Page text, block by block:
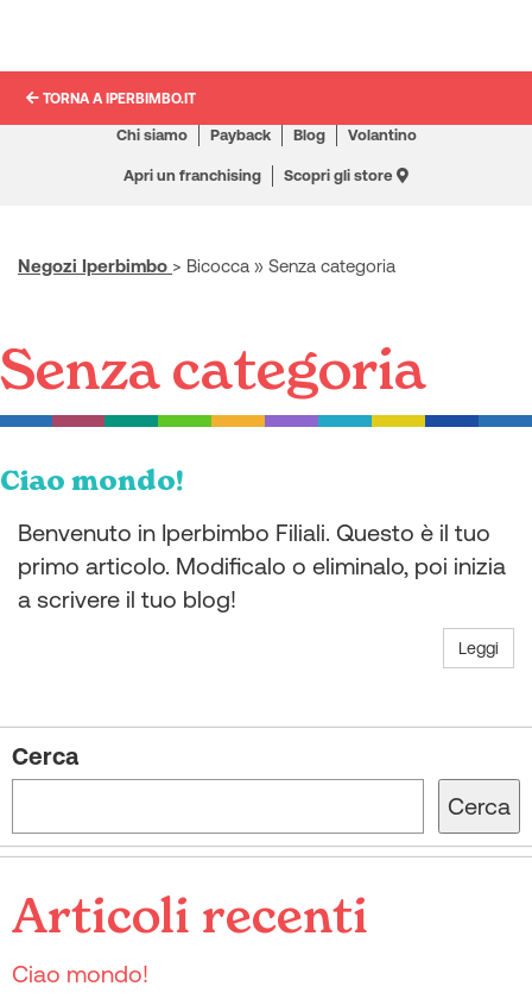
TORNA A IPERBIMBO.IT
Chi siamo Payback Blog Volantino
Apri un franchising Scopri gli store
Negozi Iperbimbo > Bicocca » Senza categoria
Senza categoria
Ciao mondo!
Benvenuto in Iperbimbo Filiali. Questo è il tuo
primo articolo. Modificalo o eliminalo, poi inizia
a scrivere il tuo blog!
Leggi
Cerca
Cerca
Articoli recenti
Ciao mondo!